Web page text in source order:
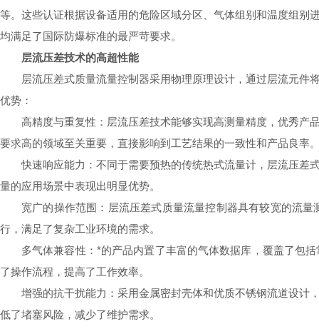
等。这些认证根据设备适用的危险区域分区、气体组别和温度组
均满足了国际防爆标准的最严苛要求。
层流压差技术的高超性能
层流压差式质量流量控制器采用物理原理设计，通过层流元
优势：
高精度与重复性：层流压差技术能够实现高测量精度，优秀产
要求高的领域至关重要，直接影响到工艺结果的一致性和产品良率
快速响应能力：不同于需要预热的传统热式流量计，层流压差
量的应用场景中表现出明显优势。
宽广的操作范围：层流压差式质量流量控制器具有较宽的流
行，满足了复杂工业环境的需求。
多气体兼容性：*的产品内置了丰富的气体数据库，覆盖了包
了操作流程，提高了工作效率。
增强的抗干扰能力：采用金属密封壳体和优质不锈钢流道设计
低了堵塞风险，减少了维护需求。